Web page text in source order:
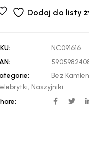
Dodaj do listy
NC091616
Bez
, Naszyjniki